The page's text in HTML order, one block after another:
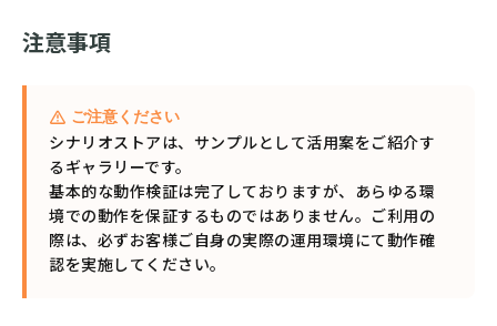
注意事項
ご注意ください
シナリオストアは、サンプルとして活用案をご紹介す
るギャラリーです。
基本的な動作検証は完了しておりますが、あらゆる環
境での動作を保証するものではありません。ご利用の
際は、必ずお客様ご自身の実際の運用環境にて動作確
認を実施してください。